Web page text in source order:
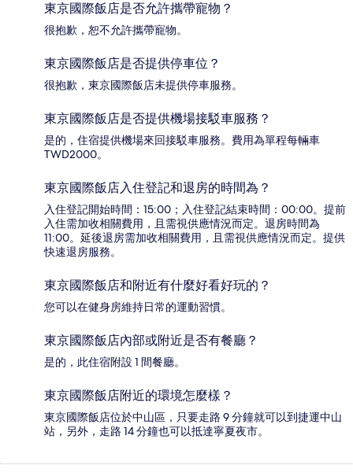
東京國際飯店是否允許攜帶寵物？
很抱歉，恕不允許攜帶寵物。
東京國際飯店是否提供停車位？
很抱歉，東京國際飯店未提供停車服務。
東京國際飯店是否提供機場接駁車服務？
是的，住宿提供機場來回接駁車服務。費用為單程每輛車
TWD2000。
東京國際飯店入住登記和退房的時間為？
入住登記開始時間：15:00；入住登記結束時間：00:00。提前
入住需加收相關費用，且需視供應情況而定。退房時間為
11:00。延後退房需加收相關費用，且需視供應情況而定。提供
快速退房服務。
東京國際飯店和附近有什麼好看好玩的？
您可以在健身房維持日常的運動習慣。
東京國際飯店內部或附近是否有餐廳？
是的，此住宿附設 1 間餐廳。
東京國際飯店附近的環境怎麼樣？
東京國際飯店位於中山區，只要走路 9 分鐘就可以到捷運中山
站，另外，走路 14 分鐘也可以抵達寧夏夜市。